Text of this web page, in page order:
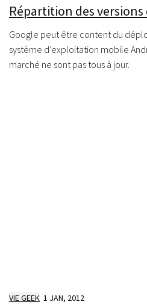
Répartition des versions
Google peut être content du
système d’exploitation mobile
marché ne sont pas tous à jour.
VIE GEEK 1 JAN, 2012